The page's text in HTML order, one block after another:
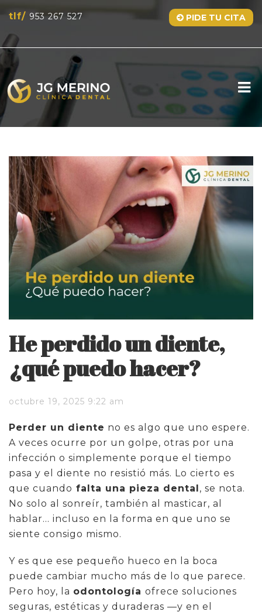
tlf/ 953 267 527 PIDE TU CITA
He perdido un diente,
¿qué puedo hacer?
octubre 19, 2025 9:22 am
Perder un diente no es algo que uno espere.
A veces ocurre por un golpe, otras por una
infección o simplemente porque el tiempo
pasa y el diente no resistió más. Lo cierto es
que cuando falta una pieza dental, se nota.
No solo al sonreír, también al masticar, al
hablar… incluso en la forma en que uno se
siente consigo mismo.
Y es que ese pequeño hueco en la boca
puede cambiar mucho más de lo que parece.
Pero hoy, la odontología ofrece soluciones
seguras, estéticas y duraderas —y en el